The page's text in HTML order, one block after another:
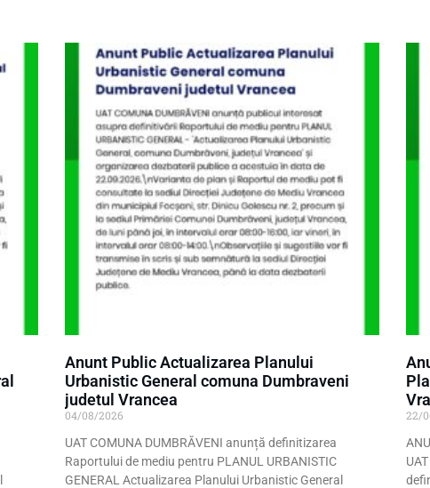
Anunt Public Actualizarea Planului
Urbanistic General comuna Dumbraveni
judetul Vrancea
04/08/2026
UAT COMUNA DUMBRĂVENI anunță definitizarea
Raportului de mediu pentru PLANUL URBANISTIC
GENERAL Actualizarea Planului Urbanistic General
22/